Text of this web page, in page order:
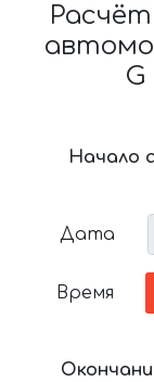
Начало
Дата
Время